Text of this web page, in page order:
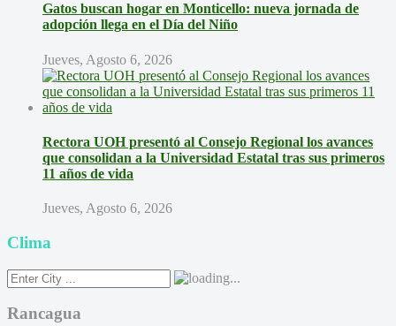
Gatos buscan hogar en Monticello: nueva jornada de
adopción llega en el Día del Niño
Jueves, Agosto 6, 2026
Rectora UOH presentó al Consejo Regional los avances
que consolidan a la Universidad Estatal tras sus primeros
11 años de vida
Jueves, Agosto 6, 2026
Clima
Rancagua